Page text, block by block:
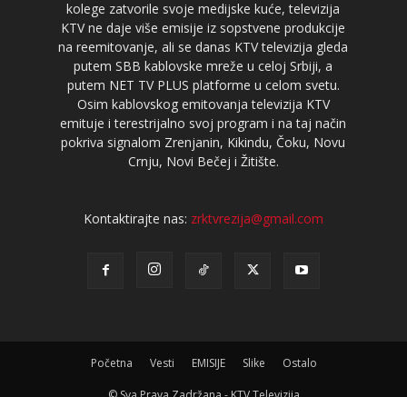
kolege zatvorile svoje medijske kuće, televizija
KTV ne daje više emisije iz sopstvene produkcije
na reemitovanje, ali se danas KTV televizija gleda
putem SBB kablovske mreže u celoj Srbiji, a
putem NET TV PLUS platforme u celom svetu.
Osim kablovskog emitovanja televizija KTV
emituje i terestrijalno svoj program i na taj način
pokriva signalom Zrenjanin, Kikindu, Čoku, Novu
Crnju, Novi Bečej i Žitište.
Kontaktirajte nas: zrktvrezija@gmail.com
Početna Vesti EMISIJE Slike Ostalo